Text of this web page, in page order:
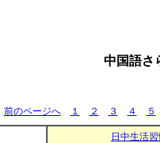
中国語さ
前のページへ １ ２ ３ ４ ５
日中生活